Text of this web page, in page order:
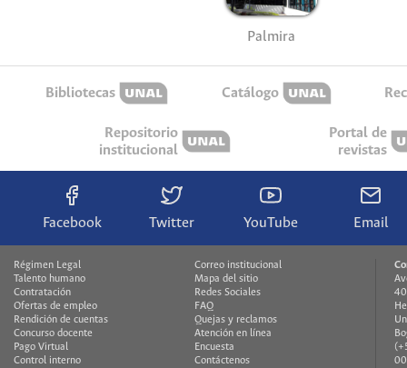
Palmira
Bibliotecas Catálogo
Repositorio
institucional
Portal de
revistas
Facebook Twitter YouTube Email
Régimen Legal
Talento humano
Contratación
Ofertas de empleo
Rendición de cuentas
Concurso docente
Pago Virtual
Control interno
Correo institucional
Mapa del sitio
Redes Sociales
FAQ
Quejas y reclamos
Atención en línea
Encuesta
Contáctenos